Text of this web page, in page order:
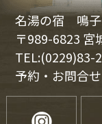
名湯の宿 鳴
〒989-6823 宮
TEL:(0229)83-
予約・お問合